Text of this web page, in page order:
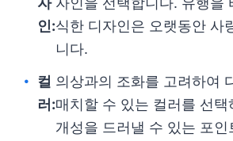
인:식한 디자인은 오랫동안 사
니다.
컬
러:
의상과의 조화를 고려하여
매치할 수 있는 컬러를 선택
개성을 드러낼 수 있는 포인